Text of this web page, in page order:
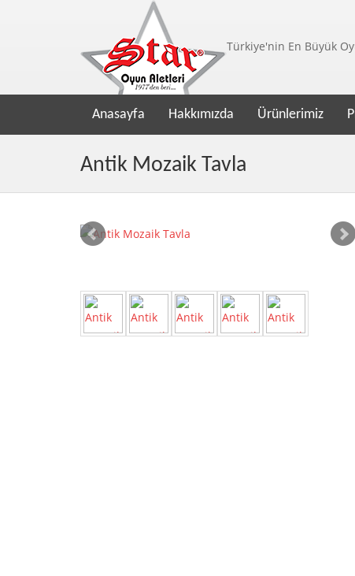
Türkiye'nin En Büyük
Anasayfa Hakkımızda Ürünlerimiz
Antik Mozaik Tavla